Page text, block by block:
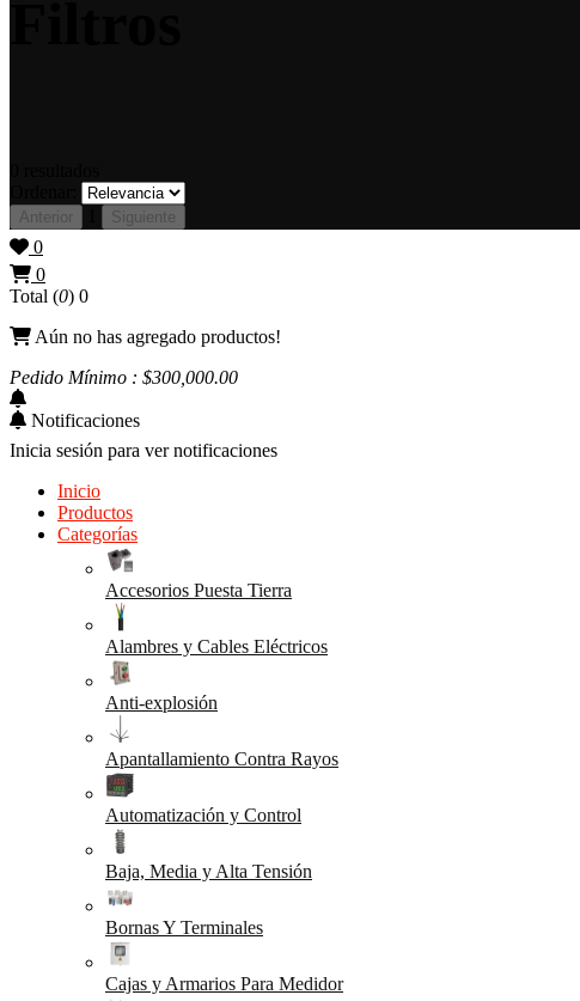
Anterior Siguiente
0
0
Total (0) 0
Aún no has agregado productos!
Pedido Mínimo : $300,000.00
Notificaciones
Inicia sesión para ver notificaciones
Inicio
Productos
Categorías
Accesorios Puesta Tierra
Alambres y Cables Eléctricos
Anti-explosión
Apantallamiento Contra Rayos
Automatización y Control
Baja, Media y Alta Tensión
Bornas Y Terminales
Cajas y Armarios Para Medidor